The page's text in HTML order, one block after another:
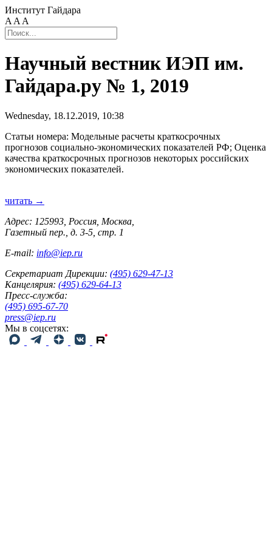
Институт Гайдара
A A A
Научный вестник ИЭП им.
Гайдара.ру № 1, 2019
Wednesday, 18.12.2019, 10:38
Статьи номера: Модельные расчеты краткосрочных
прогнозов социально-экономических показателей РФ; Оценка
качества краткосрочных прогнозов некоторых российских
экономических показателей.
читать →
Адрес: 125993, Россия, Москва,
Газетный пер., д. 3-5, стр. 1
E-mail: info@iep.ru
Секретариат Дирекции: (495) 629-47-13
Канцелярия: (495) 629-64-13
Пресс-служба:
(495) 695-67-70
press@iep.ru
Мы в соцсетях: